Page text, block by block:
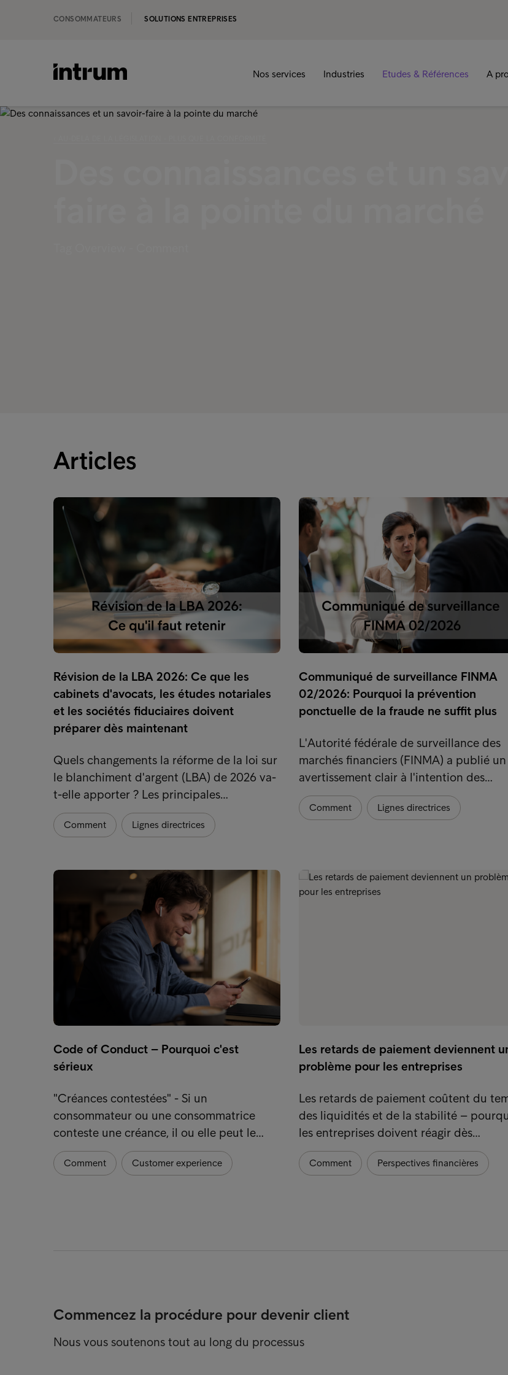
CONSOMMATEURS SOLUTIONS ENTREPRISES
Nos services Industries Etudes & Références A
Articles
Révision de la LBA 2026: Ce que les
cabinets d'avocats, les études notariales
et les sociétés fiduciaires doivent
préparer dès maintenant
Quels changements la réforme de la loi sur
le blanchiment d'argent (LBA) de 2026 va-
t-elle apporter ? Les principales…
Comment Lignes directrices
Communiqué de surveillance FINMA
02/2026: Pourquoi la prévention
ponctuelle de la fraude ne suffit plus
L'Autorité fédérale de surveillance des
marchés financiers (FINMA) a publié un
avertissement clair à l'intention des…
Comment Lignes directrices
Code of Conduct – Pourquoi c'est
sérieux
"Créances contestées" - Si un
consommateur ou une consommatrice
conteste une créance, il ou elle peut le…
Comment Customer experience
Les retards de paiement deviennent
problème pour les entreprises
Les retards de paiement coûtent du
des liquidités et de la stabilité –
les entreprises doivent réagir dès…
Comment Perspectives financières
Commencez la procédure pour devenir client
Nous vous soutenons tout au long du processus